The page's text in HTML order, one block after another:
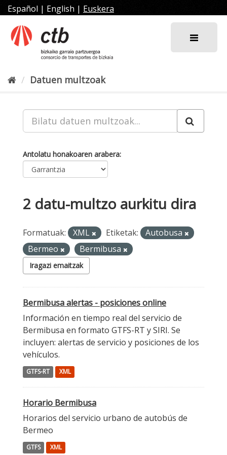
Joan
edukira
Español | English | Euskera
Datuen multzoak
Antolatu honakoaren arabera
2 datu-multzo aurkitu dira
Formatuak: XML Etiketak:
Autobusa
Bermeo
Bermibusa
Iragazi emaitzak
Bermibusa alertas - posiciones online
Información en tiempo real del servicio de
Bermibusa en formato GTFS-RT y SIRI. Se
incluyen: alertas de servicio y posiciones de los
vehículos.
GTFS-RT XML
Horario Bermibusa
Horarios del servicio urbano de autobús de
Bermeo
GTFS XML